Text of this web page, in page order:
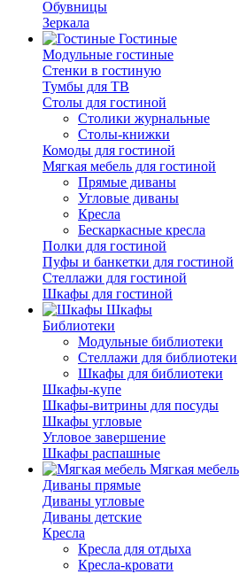
Обувницы
Зеркала
Гостиные
Модульные гостиные
Стенки в гостиную
Тумбы для ТВ
Столы для гостиной
Столики журнальные
Столы-книжки
Комоды для гостиной
Мягкая мебель для гостиной
Прямые диваны
Угловые диваны
Кресла
Бескаркасные кресла
Полки для гостиной
Пуфы и банкетки для гостиной
Стеллажи для гостиной
Шкафы для гостиной
Шкафы
Библиотеки
Модульные библиотеки
Стеллажи для библиотеки
Шкафы для библиотеки
Шкафы-купе
Шкафы-витрины для посуды
Шкафы угловые
Угловое завершение
Шкафы распашные
Мягкая мебель
Диваны прямые
Диваны угловые
Диваны детские
Кресла
Кресла для отдыха
Кресла-кровати